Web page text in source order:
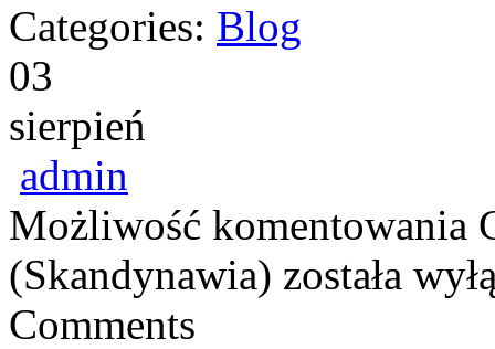
Categories: Blog
03
sierpień
admin
Możliwość komentowania
(Skandynawia) została
Comments